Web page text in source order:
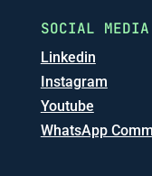
SOCIAL MEDIA
Linkedin
Instagram
Youtube
WhatsApp